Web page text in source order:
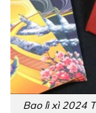
Bao lì xì 2024